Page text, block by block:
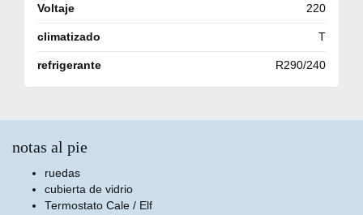
Voltaje 220
climatizado T
refrigerante R290/240
notas al pie
ruedas
cubierta de vidrio
Termostato Cale / Elf